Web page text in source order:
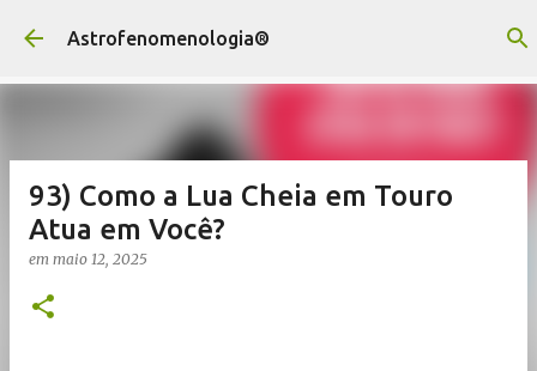
Pular para o conteúdo principal
Astrofenomenologia®
93) Como a Lua Cheia em Touro
Atua em Você?
em maio 12, 2025